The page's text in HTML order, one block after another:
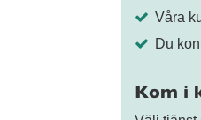
Våra
Du
Kom i